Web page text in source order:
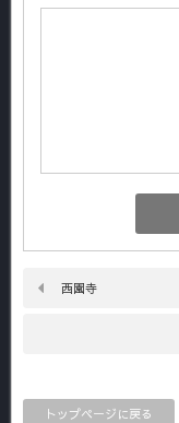
西園寺
トップページに戻る